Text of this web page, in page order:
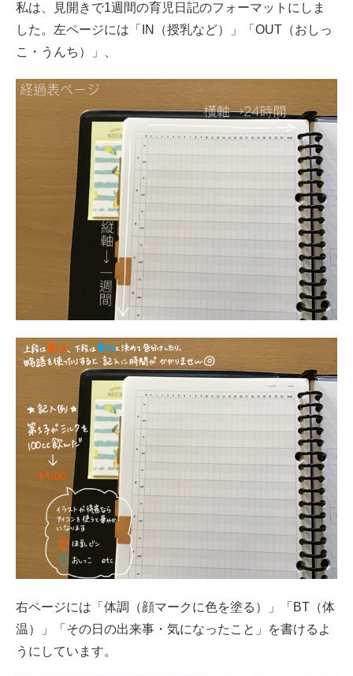
私は、見開きで1週間の育児日記のフォーマットにしま
した。左ページには「IN（授乳など）」「OUT（おしっ
こ・うんち）」、
右ページには「体調（顔マークに色を塗る）」「BT（体
温）」「その日の出来事・気になったこと」を書けるよ
うにしています。